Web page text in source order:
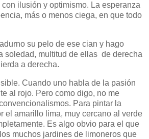
ilusión y optimismo. La esperanza
más o menos ciega, en que todo
su pelo de ese cian y hago
soledad, multitud de ellas de derecha
a derecha.
Cuando uno habla de la pasión
al rojo. Pero como digo, no me
Para pintar la
el amarillo lima, muy cercano al verde
Es algo obvio para el que
muchos jardines de limoneros que